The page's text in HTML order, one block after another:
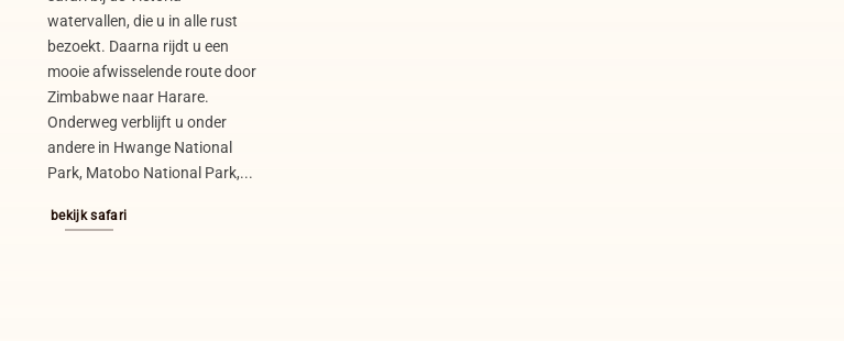
watervallen, die u in alle rust
bezoekt. Daarna rijdt u een
mooie afwisselende route door
Zimbabwe naar Harare.
Onderweg verblijft u onder
andere in Hwange National
Park, Matobo National Park,...
bekijk safari